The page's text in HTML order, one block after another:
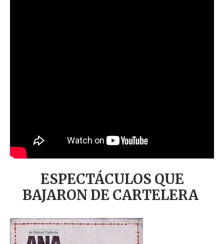
ESPECTÁCULOS QUE
BAJARON DE CARTELERA